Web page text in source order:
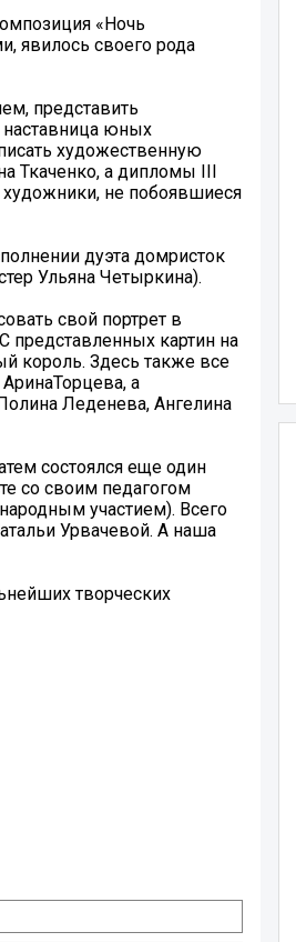
«Ночь
явилось своего рода
представить
наставница юных
художественную
Ткаченко, а дипломы III
художники, не побоявшиеся
дуэта домристок
Ульяна Четыркина).
свой портрет в
представленных картин на
король. Здесь также все
а
Леденева, Ангелина
состоялся еще один
со своим педагогом
участием). Всего
Урвачевой. А наша
творческих